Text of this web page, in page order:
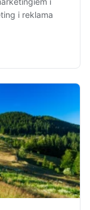
i reklama